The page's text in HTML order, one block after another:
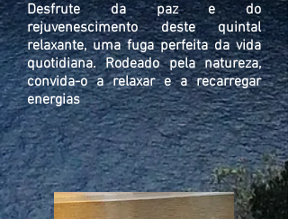
Desfrute da paz e do
rejuvenescimento deste quintal
relaxante, uma fuga perfeita da vida
quotidiana. Rodeado pela natureza,
convida-o a relaxar e a recarregar
energias